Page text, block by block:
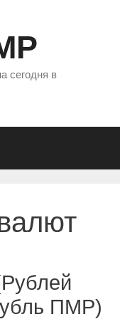
сегодня в
ПМР)